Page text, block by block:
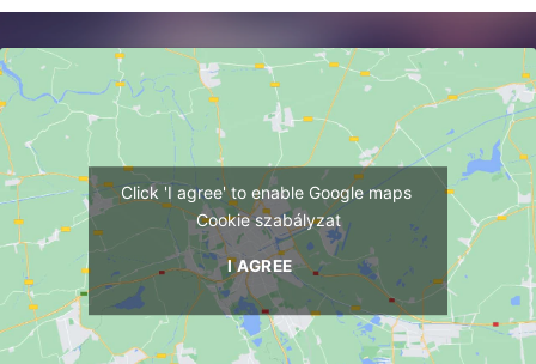
Click 'I agree' to enable Google maps
Cookie szabályzat
I AGREE